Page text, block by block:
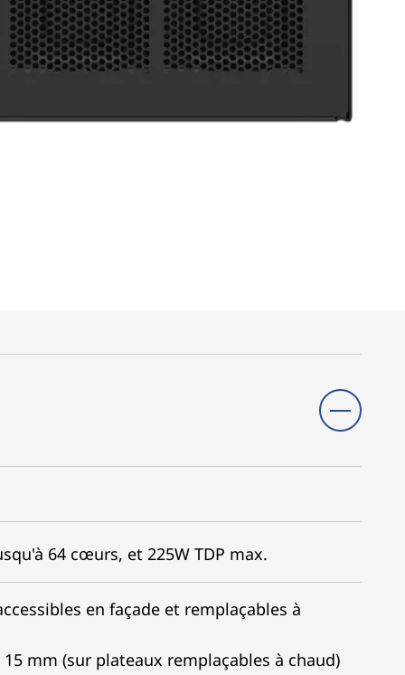
64 cœurs, et 225W TDP max.
en façade et remplaçables à
mm (sur plateaux remplaçables à chaud)